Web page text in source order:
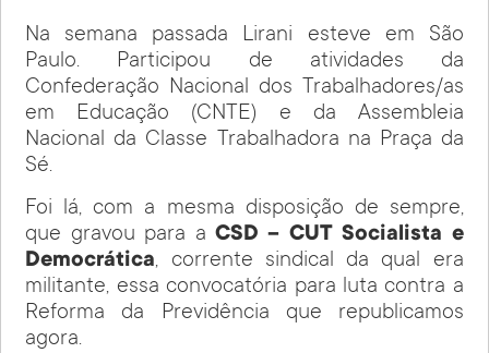
Na semana passada Lirani esteve em São
Paulo. Participou de atividades da
Confederação Nacional dos Trabalhadores/as
em Educação (CNTE) e da Assembleia
Nacional da Classe Trabalhadora na Praça da
Sé.
Foi lá, com a mesma disposição de sempre,
que gravou para a CSD – CUT Socialista e
Democrática, corrente sindical da qual era
militante, essa convocatória para luta contra a
Reforma da Previdência que republicamos
agora.